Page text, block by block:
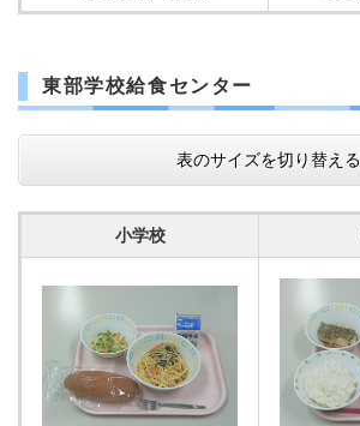
東部学校給食センター
表のサイズを切り替える
小学校